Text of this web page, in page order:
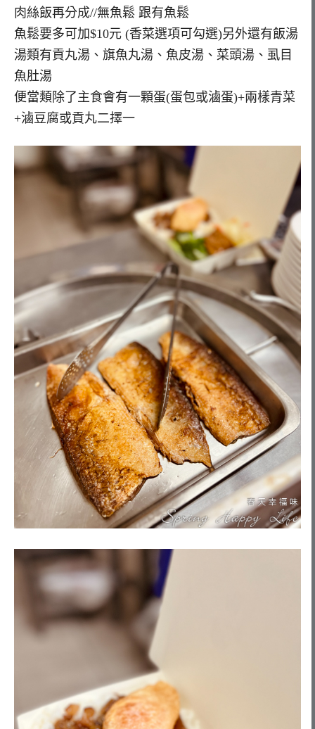
肉絲飯再分成//無魚鬆 跟有魚鬆
魚鬆要多可加$10元 (香菜選項可勾選)另外還有飯湯
湯類有貢丸湯、旗魚丸湯、魚皮湯、菜頭湯、虱目
魚肚湯
便當類除了主食會有一顆蛋(蛋包或滷蛋)+兩樣青菜
+滷豆腐或貢丸二擇一